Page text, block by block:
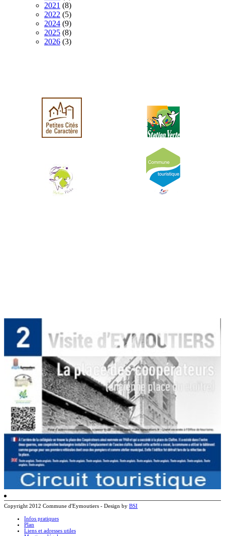
2021 (8)
2022 (5)
2024 (9)
2025 (8)
2026 (3)
Copyright 2012 Commune d'Eymoutiers - Design by BSI
Infos pratiques
Plan
Liens et adresses utiles